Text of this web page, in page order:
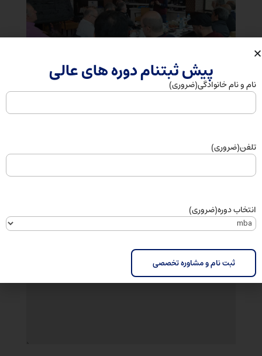
نشانی ایمیل شما منتشر نخواهد شد.بخش‌های موردنیاز
علامت‌گذاری شده‌اند*
پیش ثبتنام دوره های عالی
نام و نام خانوادگی(ضروری)
تلفن(ضروری)
انتخاب دوره(ضروری)